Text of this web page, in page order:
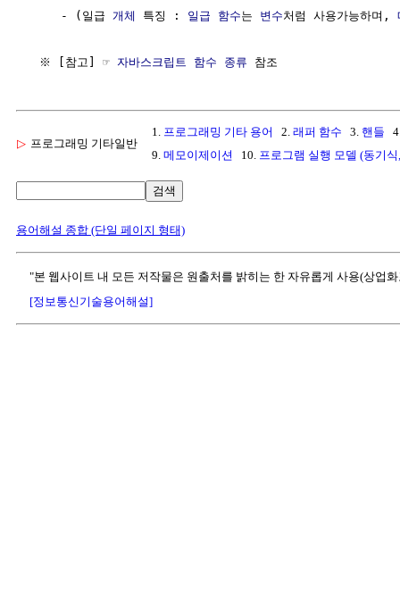
     - (일급
개체 특징 : 일급 함수는 변수처럼 사용가능하며,
  ※ [참고] ☞
자바스크립트 함수 종류
▷ 프로그래밍 기타일반
1. 프로그래밍 기타 용어 2. 래퍼 함수 3. 핸들
9. 메모이제이션 10. 프로그램 실행 모델 (동기
검색
용어해설 종합 (단일 페이지 형태)
"본 웹사이트 내 모든 저작물은 원출처를 밝히는 한 자유롭게 사용(상업
[정보통신기술용어해설]